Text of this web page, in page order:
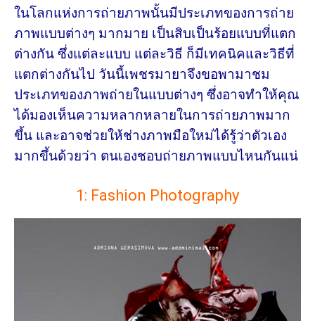
ในโลกแห่งการถ่ายภาพนั้นมีประเภทของการถ่าย
ภาพแบบต่างๆ มากมาย เป็นสิบเป็นร้อยแบบที่แตก
ต่างกัน ซึ่งแต่ละแบบ แต่ละวิธี ก็มีเทคนิคและวิธีที่
แตกต่างกันไป วันนี้เพชรมายาจึงขอพามาชม
ประเภทของภาพถ่ายในแบบต่างๆ ซึ่งอาจทำให้คุณ
ได้มองเห็นความหลากหลายในการถ่ายภาพมาก
ขึ้น และอาจช่วยให้ช่างภาพมือใหม่ได้รู้ว่าตัวเอง
มากขึ้นด้วยว่า ตนเองชอบถ่ายภาพแบบไหนกันแน่
1: Fashion Photography